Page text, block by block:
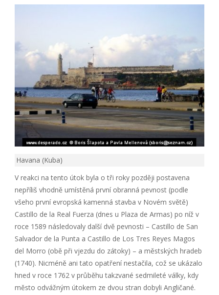
Havana (Kuba)
V reakci na tento útok byla o tři roky později postavena
nepříliš vhodně umístěná první obranná pevnost (podle
všeho první evropská kamenná stavba v Novém světě)
Castillo de la Real Fuerza (dnes u Plaza de Armas) po níž v
roce 1589 následovaly další dvě pevnosti – Castillo de San
Salvador de la Punta a Castillo de Los Tres Reyes Magos
del Morro (obě při vjezdu do zátoky) – a městských hradeb
(1740). Nicméně ani tato opatření nestačila, což se ukázalo
hned v roce 1762 v průběhu takzvané sedmileté války, kdy
město odvážným útokem ze dvou stran dobyli Angličané.